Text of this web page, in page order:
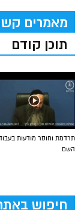
מאמרים
תוכן קודם
תרדמת וחוסר מודעות
השם
חיפוש